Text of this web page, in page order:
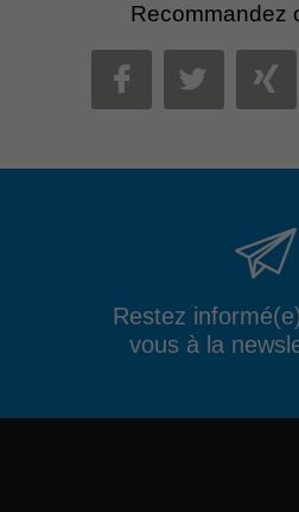
Recommandez
FACEBOOK
Restez
vous à la